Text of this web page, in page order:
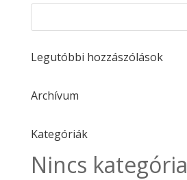
Legutóbbi hozzászólások
Archívum
Kategóriák
Nincs kategória